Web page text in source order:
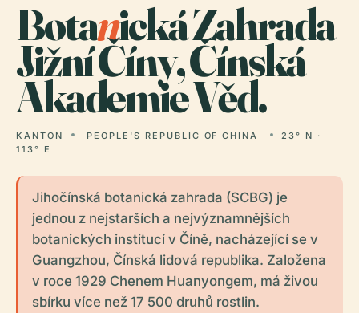
Botanická Zahrada
Jižní Číny, Čínská
Akademie Věd.
KANTON PEOPLE'S REPUBLIC OF CHINA
23° N ·
113° E
Jihočínská botanická zahrada (SCBG) je
jednou z nejstarších a nejvýznamnějších
botanických institucí v Číně, nacházející se v
Guangzhou, Čínská lidová republika. Založena
v roce 1929 Chenem Huanyongem, má živou
sbírku více než 17 500 druhů rostlin.